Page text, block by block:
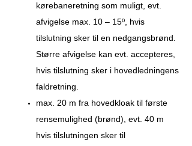
kørebaneretning som muligt, evt.
afvigelse max. 10 – 15º, hvis
tilslutning sker til en nedgangsbrønd.
Større afvigelse kan evt. accepteres,
hvis tilslutning sker i hovedledningens
faldretning.
max. 20 m fra hovedkloak til første
rensemulighed (brønd), evt. 40 m
hvis tilslutningen sker til